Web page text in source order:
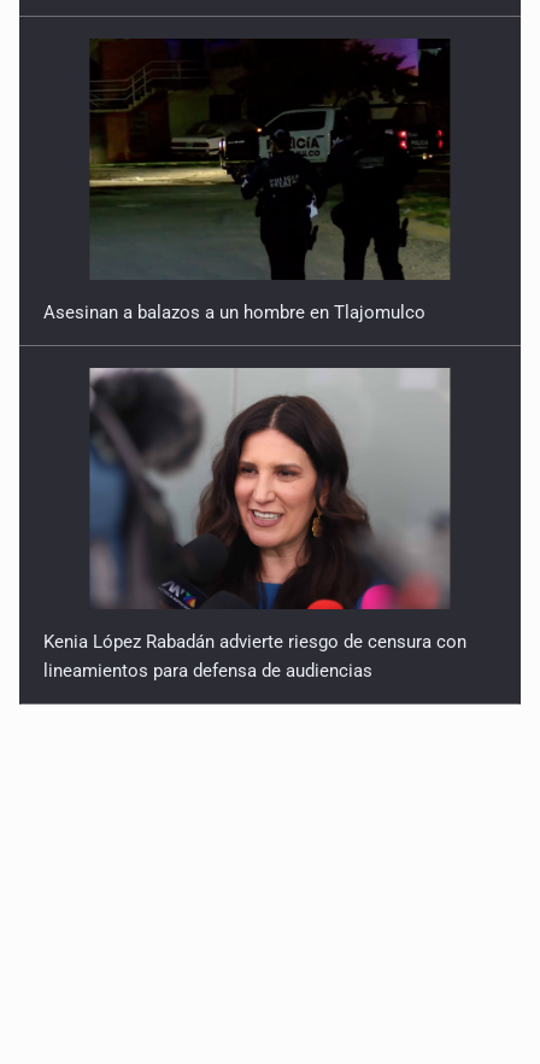
Asesinan a balazos a un hombre en Tlajomulco
Kenia López Rabadán advierte riesgo de censura con
lineamientos para defensa de audiencias